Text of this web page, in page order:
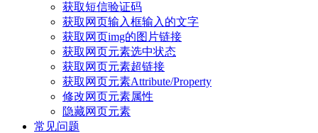
获取短信验证码
获取网页输入框输入的文字
获取网页img的图片链接
获取网页元素选中状态
获取网页元素超链接
获取网页元素Attribute/Property
修改网页元素属性
隐藏网页元素
常见问题